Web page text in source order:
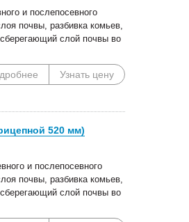
и послепосевного
почвы, разбивка комьев,
слой почвы во
Узнать цену
520 мм)
и послепосевного
почвы, разбивка комьев,
слой почвы во